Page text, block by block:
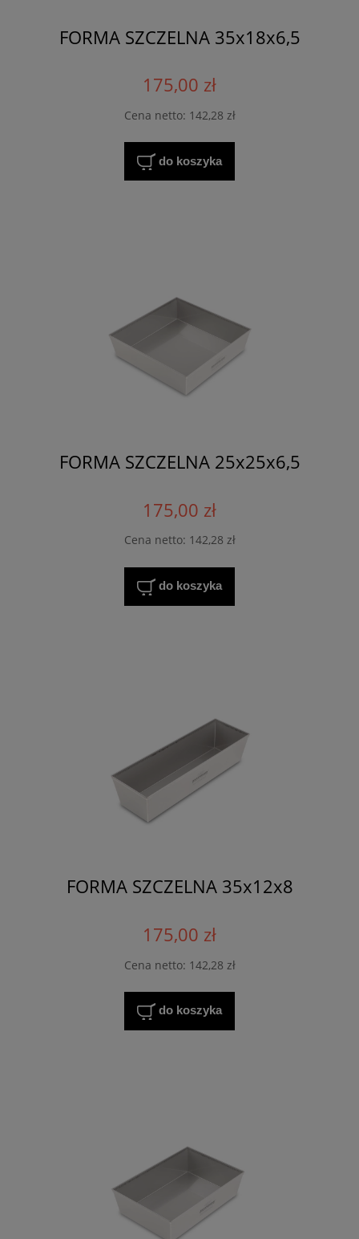
FORMA SZCZELNA 35x18x6,5
175,00 zł
Cena netto: 142,28 zł
do koszyka
FORMA SZCZELNA 25x25x6,5
175,00 zł
Cena netto: 142,28 zł
do koszyka
FORMA SZCZELNA 35x12x8
175,00 zł
Cena netto: 142,28 zł
do koszyka